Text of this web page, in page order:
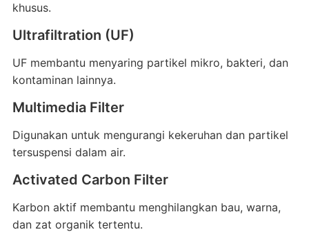
khusus.
Ultrafiltration (UF)
UF membantu menyaring partikel mikro, bakteri, dan
kontaminan lainnya.
Multimedia Filter
Digunakan untuk mengurangi kekeruhan dan partikel
tersuspensi dalam air.
Activated Carbon Filter
Karbon aktif membantu menghilangkan bau, warna,
dan zat organik tertentu.